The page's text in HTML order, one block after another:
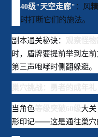
40级"天空走廊" ：风
时打断它们的施法。
副本通关秘诀：
时，盾牌要提前举到左
第三声咆哮时侧翻躲避。
当角色等级突破60级 大
形印记——这是通往巢穴